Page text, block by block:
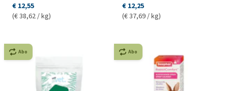
€ 12,55
(€ 38,62 / kg)
€ 12,25
(€ 37,69 / kg)
Abo Abo